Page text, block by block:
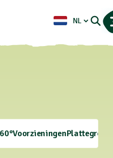
VoorzieningenPlattegrond